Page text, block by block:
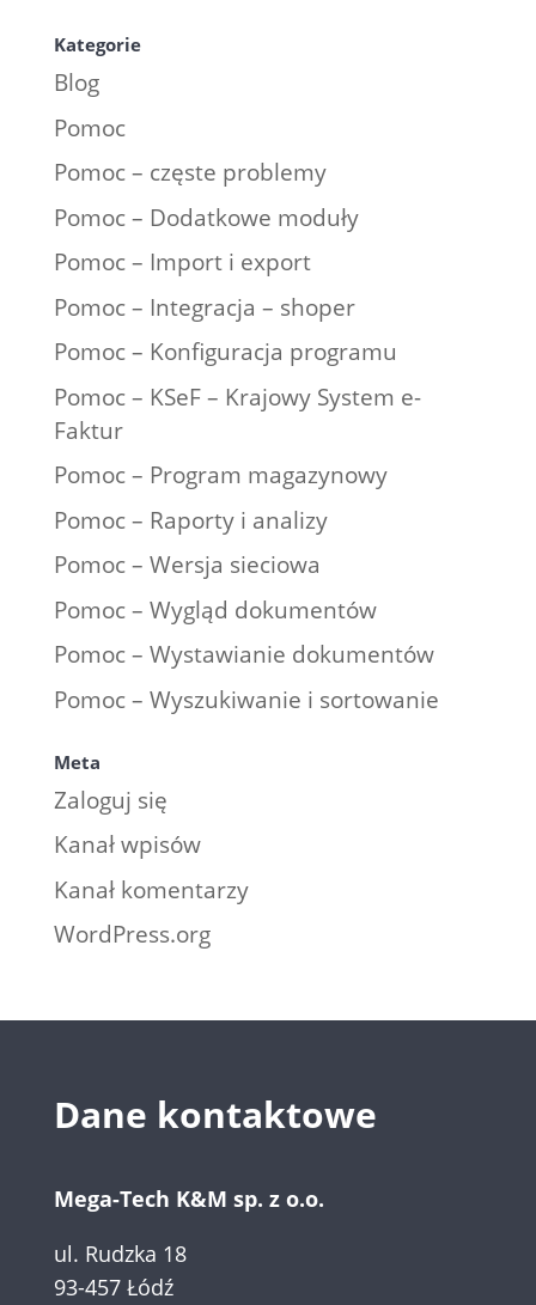
Kategorie
Blog
Pomoc
Pomoc – częste problemy
Pomoc – Dodatkowe moduły
Pomoc – Import i export
Pomoc – Integracja – shoper
Pomoc – Konfiguracja programu
Pomoc – KSeF – Krajowy System e-
Faktur
Pomoc – Program magazynowy
Pomoc – Raporty i analizy
Pomoc – Wersja sieciowa
Pomoc – Wygląd dokumentów
Pomoc – Wystawianie dokumentów
Pomoc – Wyszukiwanie i sortowanie
Meta
Zaloguj się
Kanał wpisów
Kanał komentarzy
WordPress.org
Dane kontaktowe
Mega-Tech K&M sp. z o.o.
ul. Rudzka 18
93-457 Łódź